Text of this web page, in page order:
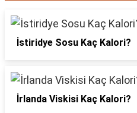
İstiridye Sosu Kaç Kalori?
İrlanda Viskisi Kaç Kalori?